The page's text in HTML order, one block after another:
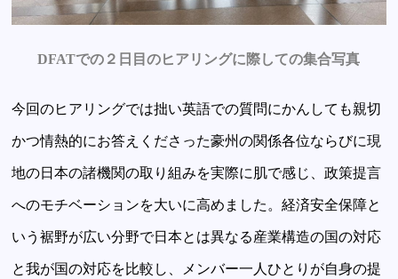
DFATでの２日目のヒアリングに際しての集合写真
今回のヒアリングでは拙い英語での質問にかんしても親切
かつ情熱的にお答えくださった豪州の関係各位ならびに現
地の日本の諸機関の取り組みを実際に肌で感じ、政策提言
へのモチベーションを大いに高めました。経済安全保障と
いう裾野が広い分野で日本とは異なる産業構造の国の対応
と我が国の対応を比較し、メンバー一人ひとりが自身の提